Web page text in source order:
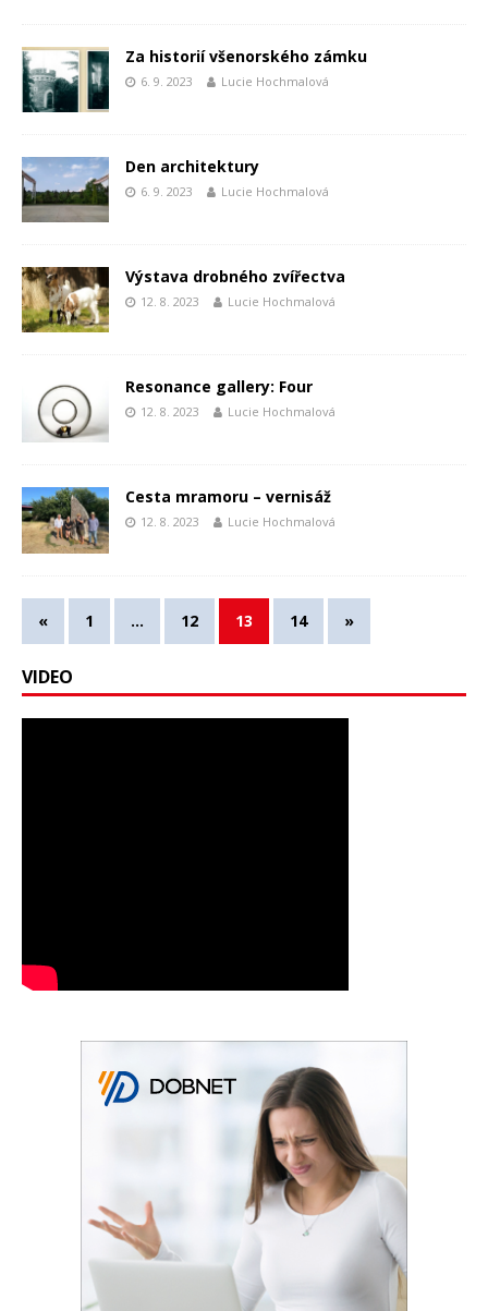
Za historií všenorského zámku
6. 9. 2023 Lucie Hochmalová
Den architektury
6. 9. 2023 Lucie Hochmalová
Výstava drobného zvířectva
12. 8. 2023 Lucie Hochmalová
Resonance gallery: Four
12. 8. 2023 Lucie Hochmalová
Cesta mramoru – vernisáž
12. 8. 2023 Lucie Hochmalová
« 1 … 12 13 14 »
VIDEO